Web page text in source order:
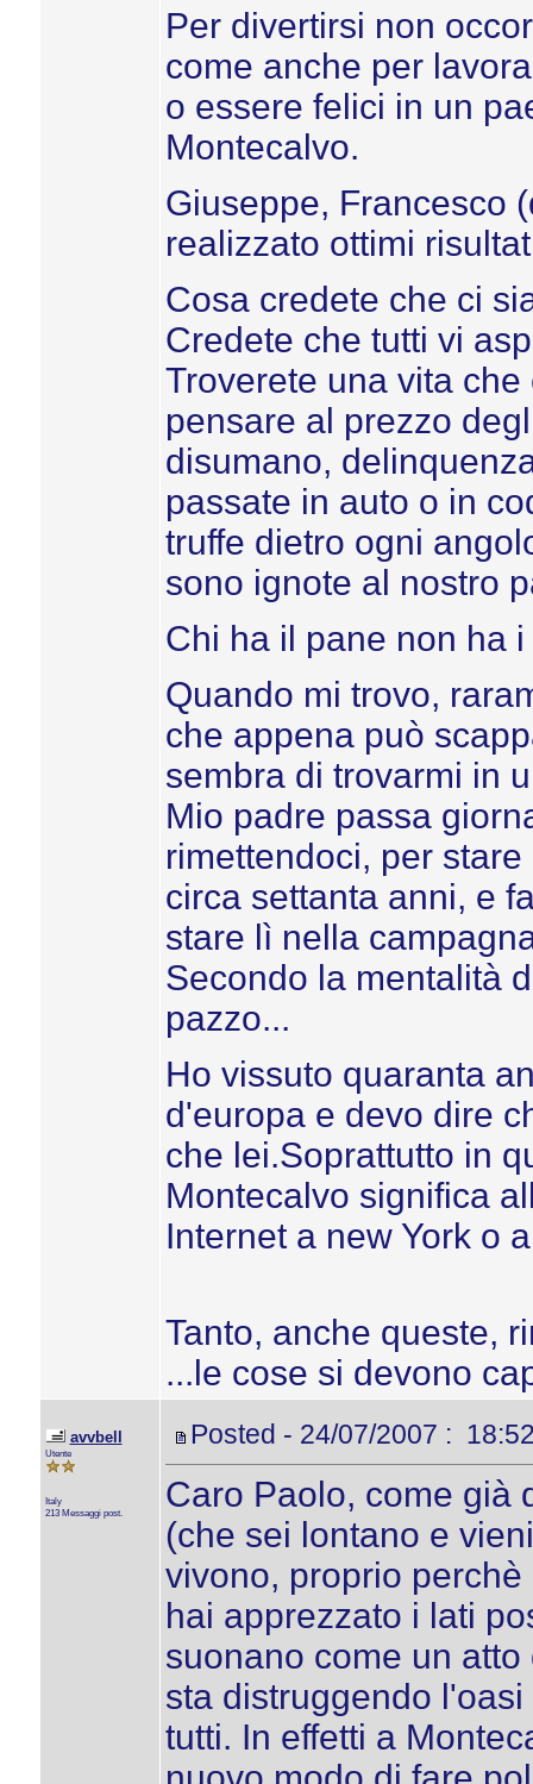
Per divertirsi non
come anche per
o essere felici in un
Montecalvo.
Giuseppe, Francesco
realizzato ottimi
Cosa credete che ci
Credete che tutti vi
Troverete una vita
pensare al prezzo
disumano,
passate in auto o in
truffe dietro ogni
sono ignote al nostro
Chi ha il pane non ha i
Quando mi trovo,
che appena può
sembra di trovarmi in
Mio padre passa
rimettendoci, per
circa settanta anni, e
stare lì nella
Secondo la mentalità
pazzo...
Ho vissuto quaranta
d'europa e devo dire
che lei.Soprattutto in
Montecalvo significa
Internet a new York o
Tanto, anche queste,
...le cose si devono
avvbell
Utente
Italy
213 Messaggi post.
Posted - 24/07/2007 :
Caro Paolo, come già
(che sei lontano e
vivono, proprio
hai apprezzato i lati
suonano come un
sta distruggendo
tutti. In effetti a